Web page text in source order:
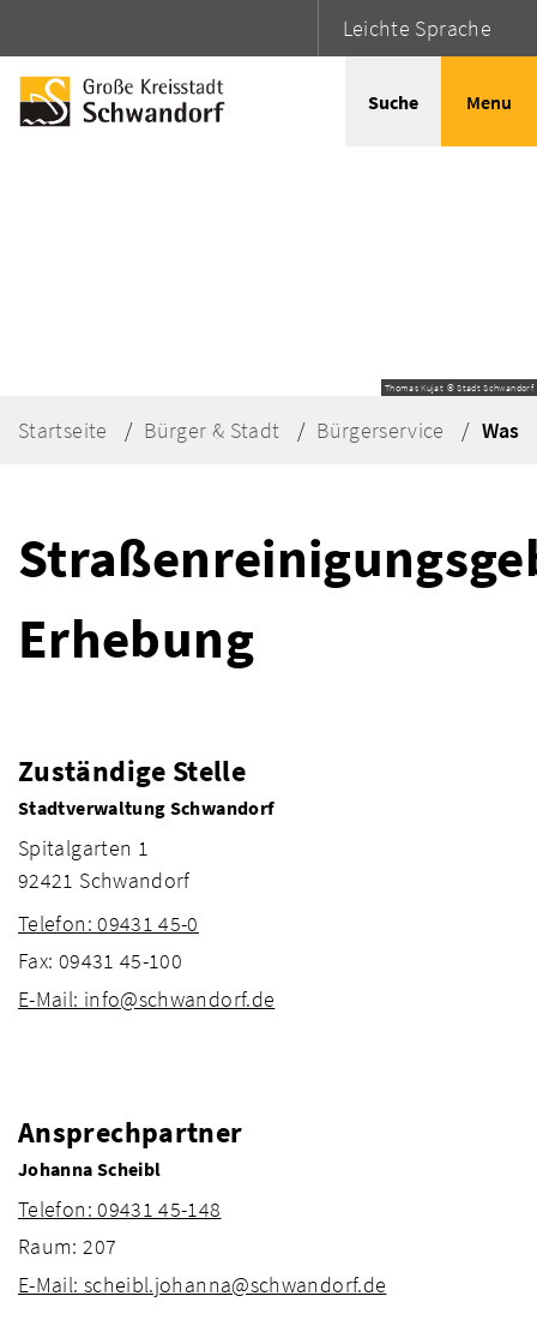
Leichte Sprache
Suche Menu
Thomas Kujat © Stadt Schwandorf
Startseite Bürger & Stadt Bürgerservice Was
Erhebung
Zuständige Stelle
Stadtverwaltung Schwandorf
Spitalgarten 1
92421 Schwandorf
Telefon: 09431 45-0
Fax: 09431 45-100
E-Mail: info@schwandorf.de
Ansprechpartner
Johanna Scheibl
Telefon: 09431 45-148
Raum: 207
E-Mail: scheibl.johanna@schwandorf.de